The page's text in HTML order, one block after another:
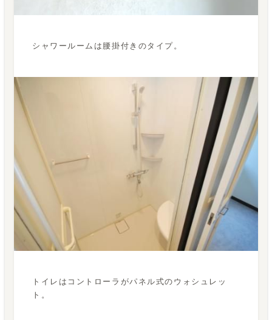
シャワールームは腰掛付きのタイプ。
トイレはコントローラがパネル式のウォシュレッ
ト。